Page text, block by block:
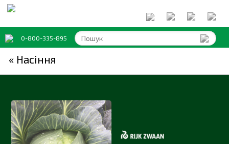
0-800-335-895
« Насіння